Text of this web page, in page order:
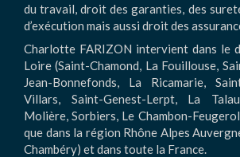
du travail, droit des garanties, des
d’exécution mais aussi droit des
Charlotte FARIZON intervient dans le
Loire (Saint-Chamond, La Fouillouse,
Jean-Bonnefonds, La Ricamarie,
Villars, Saint-Genest-Lerpt, La
Molière, Sorbiers, Le Chambon-
que dans la région Rhône Alpes
Chambéry) et dans toute la France.